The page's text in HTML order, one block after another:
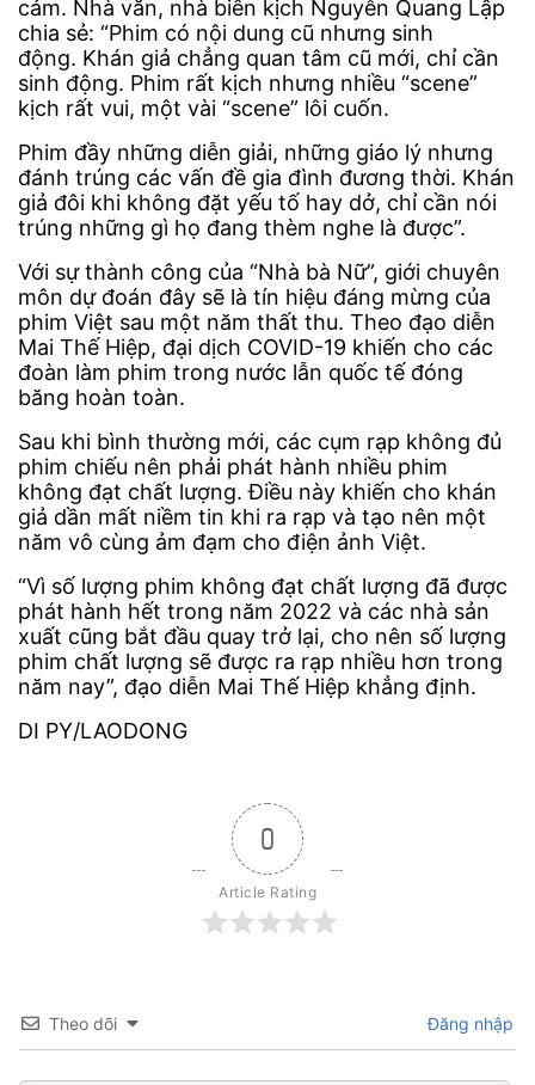
cảm. Nhà văn, nhà biên kịch Nguyễn Quang Lập
chia sẻ: “Phim có nội dung cũ nhưng sinh
động. Khán giả chẳng quan tâm cũ mới, chỉ cần
sinh động. Phim rất kịch nhưng nhiều “scene”
kịch rất vui, một vài “scene” lôi cuốn.
Phim đầy những diễn giải, những giáo lý nhưng
đánh trúng các vấn đề gia đình đương thời. Khán
giả đôi khi không đặt yếu tố hay dở, chỉ cần nói
trúng những gì họ đang thèm nghe là được”.
Với sự thành công của “Nhà bà Nữ”, giới chuyên
môn dự đoán đây sẽ là tín hiệu đáng mừng của
phim Việt sau một năm thất thu. Theo đạo diễn
Mai Thế Hiệp, đại dịch COVID-19 khiến cho các
đoàn làm phim trong nước lẫn quốc tế đóng
băng hoàn toàn.
Sau khi bình thường mới, các cụm rạp không đủ
phim chiếu nên phải phát hành nhiều phim
không đạt chất lượng. Điều này khiến cho khán
giả dần mất niềm tin khi ra rạp và tạo nên một
năm vô cùng ảm đạm cho điện ảnh Việt.
“Vì số lượng phim không đạt chất lượng đã được
phát hành hết trong năm 2022 và các nhà sản
xuất cũng bắt đầu quay trở lại, cho nên số lượng
phim chất lượng sẽ được ra rạp nhiều hơn trong
năm nay”, đạo diễn Mai Thế Hiệp khẳng định.
DI PY/LAODONG
0
Article Rating
Theo dõi Đăng nhập